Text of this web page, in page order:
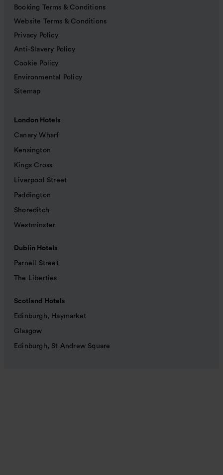
Booking Terms & Conditions
Website Terms & Conditions
Privacy Policy
Anti-Slavery Policy
Cookie Policy
Environmental Policy
Sitemap
London Hotels
Canary Wharf
Kensington
Kings Cross
Liverpool Street
Paddington
Shoreditch
Westminster
Dublin Hotels
Parnell Street
The Liberties
Scotland Hotels
Edinburgh, Haymarket
Glasgow
Edinburgh, St Andrew Square